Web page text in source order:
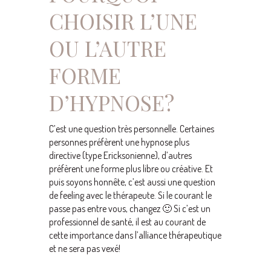
CHOISIR L’UNE
OU L’AUTRE
FORME
D’HYPNOSE?
C’est une question très personnelle. Certaines
personnes préfèrent une hypnose plus
directive (type Ericksonienne), d’autres
préfèrent une forme plus libre ou créative. Et
puis soyons honnête, c’est aussi une question
de feeling avec le thérapeute. Si le courant le
passe pas entre vous, changez 🙂 Si c’est un
professionnel de santé, il est au courant de
cette importance dans l’alliance thérapeutique
et ne sera pas vexé!